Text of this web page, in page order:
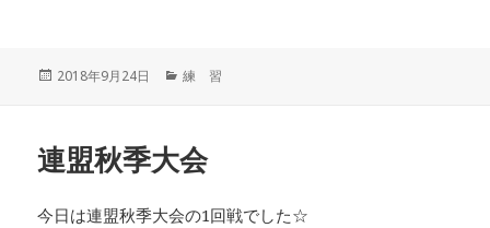
投
2018年9月24日
カ
ー
練 習
連盟秋季大会
今日は連盟秋季大会の1回戦でした☆